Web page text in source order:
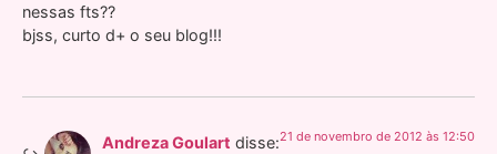
nessas fts??
bjss, curto d+ o seu blog!!!
Andreza Goulart disse:21 de novembro de 2012 às 12:50